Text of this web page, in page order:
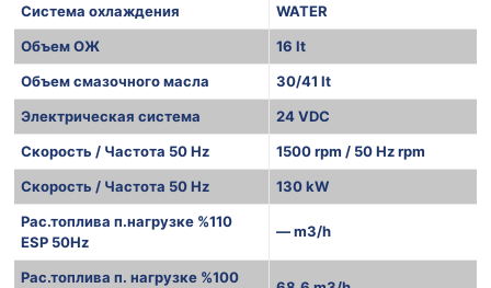
Система охлаждения
WATER
Объем ОЖ
16 lt
Объем смазочного масла
30/41 lt
Электрическая система
24 VDC
Скорость / Частота 50 Hz
1500 rpm / 50 Hz rpm
Скорость / Частота 50 Hz
130 kW
Рас.топлива п.нагрузке %110
ESP 50Hz
— m3/h
Рас.топлива п. нагрузке %100